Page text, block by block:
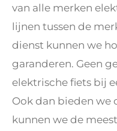
van alle merken
lijnen tussen de
dienst kunnen we
garanderen. Geen
elektrische fiets bij
Ook dan bieden we
kunnen we de